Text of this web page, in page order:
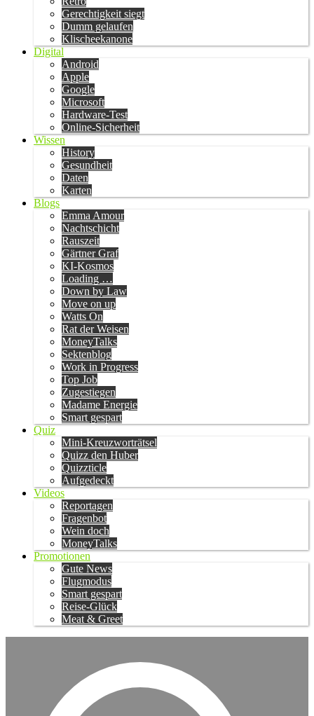
Gerechtigkeit siegt
Dumm gelaufen
Klischeekanone
Digital
Android
Apple
Google
Microsoft
Hardware-Test
Online-Sicherheit
Wissen
History
Gesundheit
Daten
Karten
Blogs
Emma Amour
Nachtschicht
Rauszeit
Gärtner Graf
KI-Kosmos
Loading …
Down by Law
Move on up
Watts On
Rat der Weisen
MoneyTalks
Sektenblog
Work in Progress
Top Job
Zugestiegen
Madame Energie
Smart gespart
Quiz
Mini-Kreuzworträtsel
Quizz den Huber
Quizzticle
Aufgedeckt
Videos
Reportagen
Fragenbot
Wein doch
MoneyTalks
Promotionen
Gute News
Flugmodus
Smart gespart
Reise-Glück
Meat & Greet